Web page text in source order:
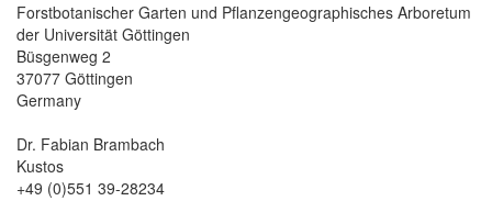
Forstbotanischer Garten und Pflanzengeographisches Arboretum
der Universität Göttingen
Büsgenweg 2
37077 Göttingen
Germany
Dr. Fabian Brambach
Kustos
+49 (0)551 39-28234